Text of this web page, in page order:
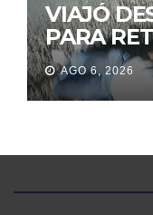
VIAJÓ
PARA
DE SU
LA
AGO 6, 2026